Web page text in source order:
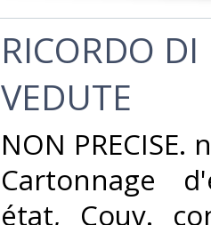
‎RICORDO
VEDUTE‎
‎NON
Cartonnage
état, Couv.